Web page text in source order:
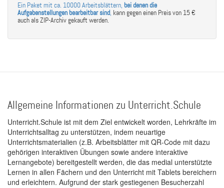
Ein Paket mit ca. 10000 Arbeitsblättern, bei denen die
Aufgabenstellungen bearbeitbar sind, kann gegen einen Preis von 15 €
auch als ZIP-Archiv gekauft werden.
Allgemeine Informationen zu Unterricht.Schule
Unterricht.Schule ist mit dem Ziel entwickelt worden, Lehrkräfte im
Unterrichtsalltag zu unterstützen, indem neuartige
Unterrichtsmaterialien (z.B. Arbeitsblätter mit QR-Code mit dazu
gehörigen interaktiven Übungen sowie andere interaktive
Lernangebote) bereitgestellt werden, die das medial unterstützte
Lernen in allen Fächern und den Unterricht mit Tablets bereichern
und erleichtern. Aufgrund der stark gestiegenen Besucherzahl